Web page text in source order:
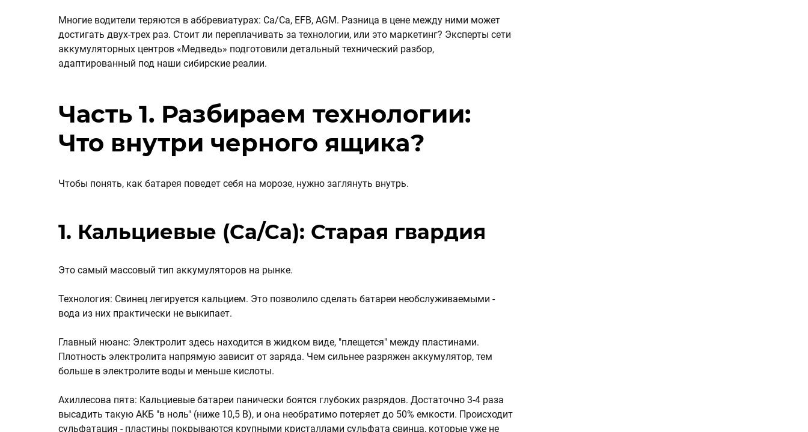
Многие водители теряются в аббревиатурах: Ca/Ca, EFB, AGM. Разница в цене между ними может
достигать двух-трех раз. Стоит ли переплачивать за технологии, или это маркетинг? Эксперты сети
аккумуляторных центров «Медведь» подготовили детальный технический разбор,
адаптированный под наши сибирские реалии.
Часть 1. Разбираем технологии:
Что внутри черного ящика?
Чтобы понять, как батарея поведет себя на морозе, нужно заглянуть внутрь.
1. Кальциевые (Ca/Ca): Старая гвардия
Это самый массовый тип аккумуляторов на рынке.
Технология: Свинец легируется кальцием. Это позволило сделать батареи необслуживаемыми -
вода из них практически не выкипает.
Главный нюанс: Электролит здесь находится в жидком виде, "плещется" между пластинами.
Плотность электролита напрямую зависит от заряда. Чем сильнее разряжен аккумулятор, тем
больше в электролите воды и меньше кислоты.
Ахиллесова пята: Кальциевые батареи панически боятся глубоких разрядов. Достаточно 3-4 раза
высадить такую АКБ "в ноль" (ниже 10,5 В), и она необратимо потеряет до 50% емкости. Происходит
сульфатация - пластины покрываются крупными кристаллами сульфата свинца, которые уже не